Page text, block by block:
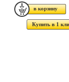
Купить в 1